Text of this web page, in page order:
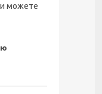
можете